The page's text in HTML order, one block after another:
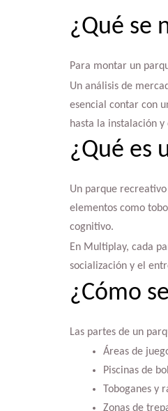
¿Qué se
Para montar un
Un análisis de
esencial contar con
hasta la instalación
¿Qué es
Un parque
elementos como
cognitivo.
En Multiplay, cada
socialización y el
¿Cómo
Las partes de un
Áreas de
Piscinas de
Toboganes y
Zonas de